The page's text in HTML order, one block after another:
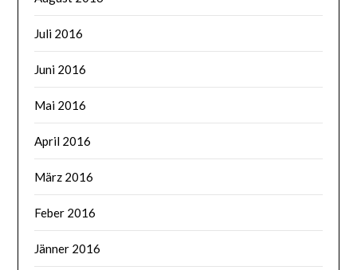
Juli 2016
Juni 2016
Mai 2016
April 2016
März 2016
Feber 2016
Jänner 2016